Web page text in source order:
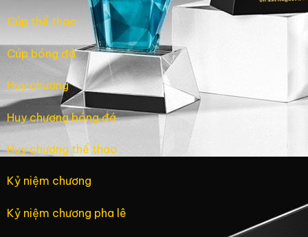
Cúp thể thao
Cúp bóng đá
Huy chương
Huy chương bóng đá
Huy chương thể thao
Kỷ niệm chương
Kỷ niệm chương pha lê